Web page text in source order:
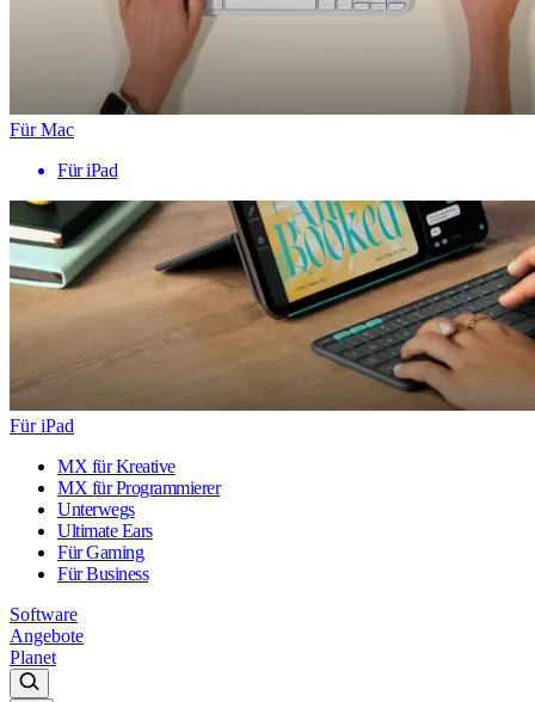
Für Mac
Für iPad
Für iPad
MX für Kreative
MX für Programmierer
Unterwegs
Ultimate Ears
Für Gaming
Für Business
Software
Angebote
Planet